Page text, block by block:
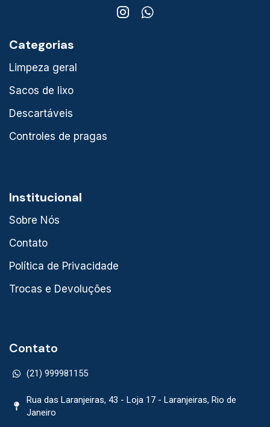
Categorias
Limpeza geral
Sacos de lixo
Descartáveis
Controles de pragas
Institucional
Sobre Nós
Contato
Política de Privacidade
Trocas e Devoluções
Contato
(21) 999981155
Rua das Laranjeiras, 43 - Loja 17 - Laranjeiras, Rio de
Janeiro